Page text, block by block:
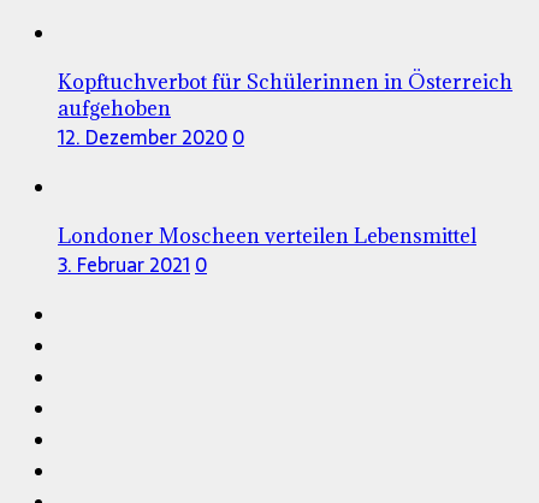
Kopftuchverbot für Schülerinnen in Österreich
aufgehoben
12. Dezember 20200
Londoner Moscheen verteilen Lebensmittel
3. Februar 2021 0